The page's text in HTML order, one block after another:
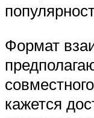
Формат
кажется